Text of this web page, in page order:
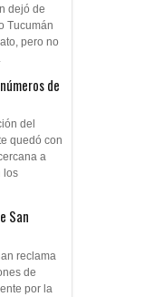
dejó de
Tucumán
pero no
de
del
quedó con
a
los
San
reclama
de
por la